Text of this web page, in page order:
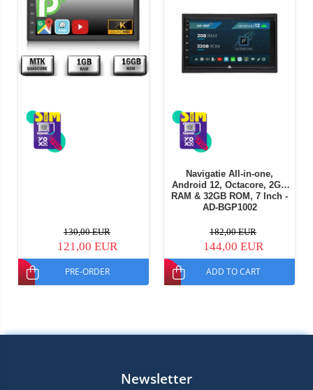
130,00 EUR
121,00 EUR
PRE-ORDER
Navigatie All-in-one,
Android 12, Octacore, 2GB
RAM & 32GB ROM, 7 Inch -
AD-BGP1002
182,00 EUR
144,00 EUR
ADD TO CART
Newsletter